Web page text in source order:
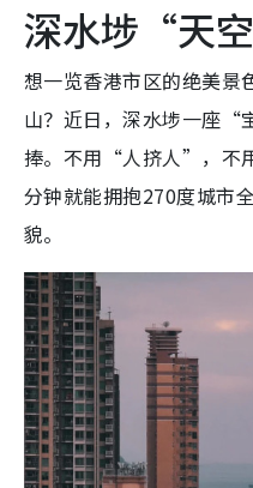
深水埗“天
想一览香港市区的绝美景
山？近日，深水埗一座“
捧。不用“人挤人”，不
分钟就能拥抱270度城市
貌。